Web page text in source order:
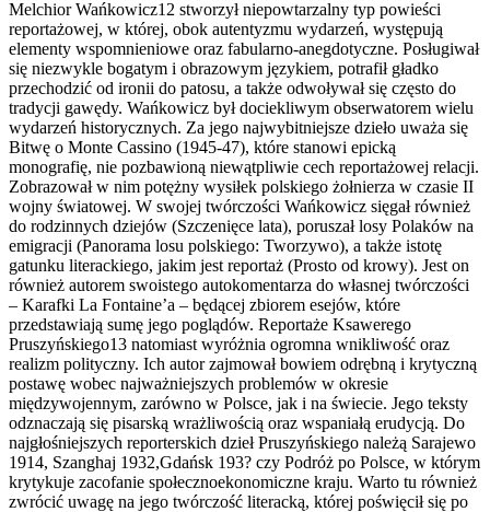
Melchior Wańkowicz12 stworzył niepowtarzalny typ powieści
reportażowej, w której, obok autentyzmu wydarzeń, występują
elementy wspomnieniowe oraz fabularno-anegdotyczne. Posługiwał
się niezwykle bogatym i obrazowym językiem, potrafił gładko
przechodzić od ironii do patosu, a także odwoływał się często do
tradycji gawędy. Wańkowicz był dociekliwym obserwatorem wielu
wydarzeń historycznych. Za jego najwybitniejsze dzieło uważa się
Bitwę o Monte Cassino (1945-47), które stanowi epicką
monografię, nie pozbawioną niewątpliwie cech reportażowej relacji.
Zobrazował w nim potężny wysiłek polskiego żołnierza w czasie II
wojny światowej. W swojej twórczości Wańkowicz sięgał również
do rodzinnych dziejów (Szczenięce lata), poruszał losy Polaków na
emigracji (Panorama losu polskiego: Tworzywo), a także istotę
gatunku literackiego, jakim jest reportaż (Prosto od krowy). Jest on
również autorem swoistego autokomentarza do własnej twórczości
– Karafki La Fontaine’a – będącej zbiorem esejów, które
przedstawiają sumę jego poglądów. Reportaże Ksawerego
Pruszyńskiego13 natomiast wyróżnia ogromna wnikliwość oraz
realizm polityczny. Ich autor zajmował bowiem odrębną i krytyczną
postawę wobec najważniejszych problemów w okresie
międzywojennym, zarówno w Polsce, jak i na świecie. Jego teksty
odznaczają się pisarską wrażliwością oraz wspaniałą erudycją. Do
najgłośniejszych reporterskich dzieł Pruszyńskiego należą Sarajewo
1914, Szanghaj 1932,Gdańsk 193? czy Podróż po Polsce, w którym
krytykuje zacofanie społecznoekonomiczne kraju. Warto tu również
zwrócić uwagę na jego twórczość literacką, której poświęcił się po